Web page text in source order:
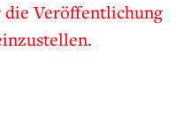
die Veröffentlichung